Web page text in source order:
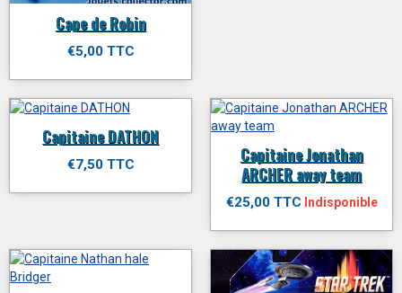
Cape de Robin
€5,00 TTC
Capitaine DATHON
€7,50 TTC
Capitaine Jonathan
ARCHER away team
€25,00 TTC Indisponible